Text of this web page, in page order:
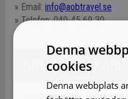
» Email: info@aobtravel.se
» Telefon: 040-45 69 30
KRYSSNING
Denna
cookies
Denna webbplats